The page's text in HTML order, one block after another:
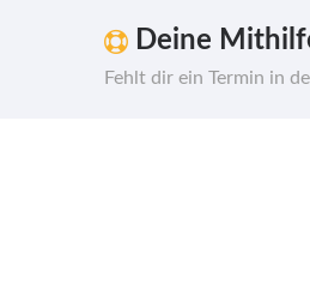
Deine
Fehlt dir ein Termin in